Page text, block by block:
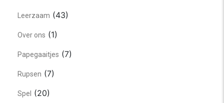
Leerzaam (43)
Over ons (1)
Papegaaitjes (7)
Rupsen (7)
Spel (20)